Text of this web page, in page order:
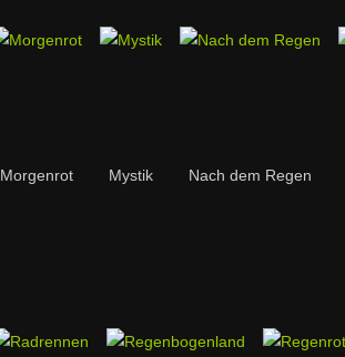
Morgenrot Mystik Nach dem Regen